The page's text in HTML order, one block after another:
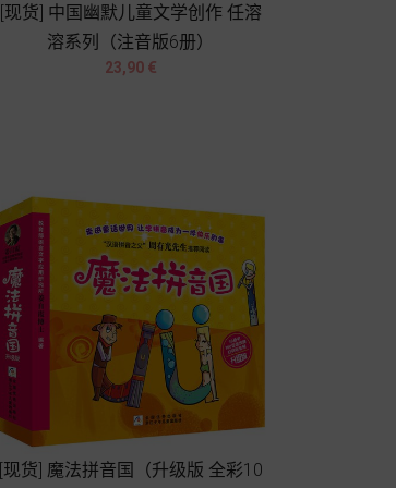
[现货] 中国幽默儿童文学创作 任溶
溶系列（注音版6册）
Prix
23,90 €
 
[现货] 魔法拼音国（升级版 全彩10